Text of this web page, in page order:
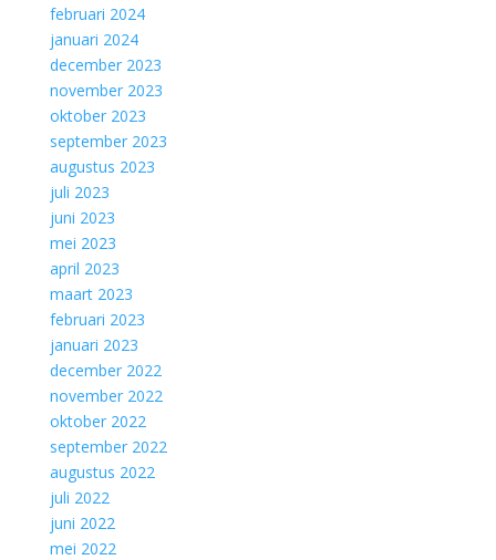
februari 2024
januari 2024
december 2023
november 2023
oktober 2023
september 2023
augustus 2023
juli 2023
juni 2023
mei 2023
april 2023
maart 2023
februari 2023
januari 2023
december 2022
november 2022
oktober 2022
september 2022
augustus 2022
juli 2022
juni 2022
mei 2022